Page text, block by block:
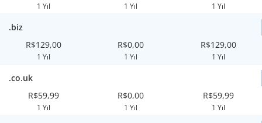
1 Yıl 1 Yıl 1 Yıl
.biz
R$129,00
1 Yıl
R$0,00
1 Yıl
R$129,00
1 Yıl
.co.uk
R$59,99
1 Yıl
R$0,00
1 Yıl
R$59,99
1 Yıl